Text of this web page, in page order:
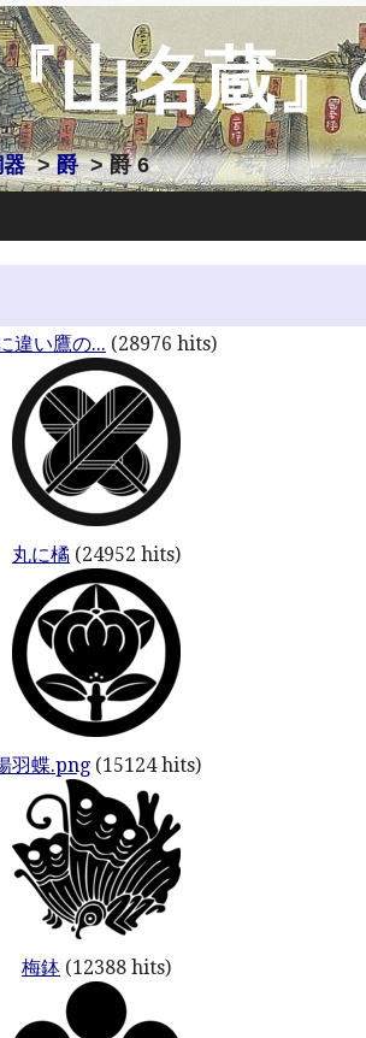
山名蔵
>爵> 爵 6
違い鷹の... (28976 hits)
丸に橘 (24952 hits)
羽蝶.png(15124 hits)
梅鉢 (12388 hits)